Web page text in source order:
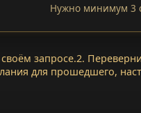
Нужно минимум 3
запросе.2.
для прошедшего,